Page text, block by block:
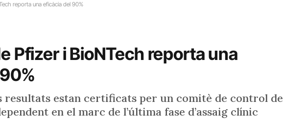
reporta una eficàcia del 90%
Pfizer i BioNTech reporta una
resultats estan certificats per un comitè de control de
en el marc de l’última fase d’assaig clínic